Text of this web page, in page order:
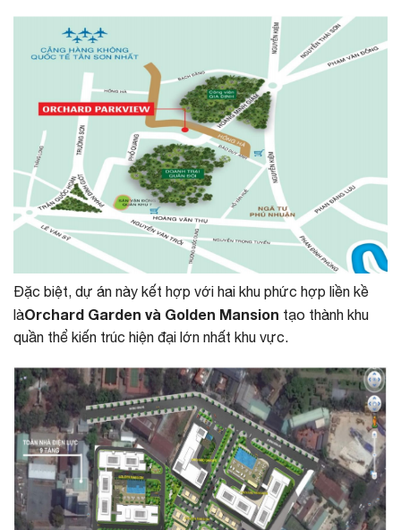
Đặc biệt, dự án này kết hợp với hai khu phức hợp liền kề
làOrchard Garden và Golden Mansion tạo thành khu
quần thể kiến trúc hiện đại lớn nhất khu vực.